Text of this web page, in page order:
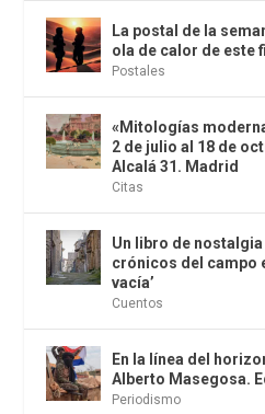
La postal de la
ola de calor de este
Postales
«Mitologías
2 de julio al 18 de
Alcalá 31. Madrid
Citas
Un libro de
crónicos del campo
vacía’
Cuentos
En la línea del
Alberto Masegosa.
Periodismo